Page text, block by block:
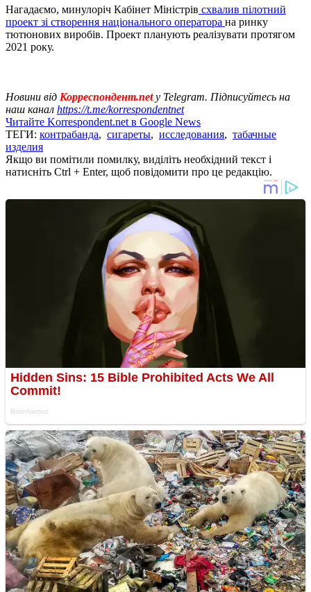
Нагадаємо, минулоріч Кабінет Міністрів схвалив пілотний
проект зі створення національного оператора на ринку
тютюнових виробів. Проект планують реалізувати протягом
2021 року.
Новини від Корреспондент.netу Telegram. Підписуйтесь на
наш канал https://t.me/korrespondentnet
Читайте Korrespondent.net в Google News
ТЕГИ: контрабанда, сигареты, исследования, табачные
изделия
Якщо ви помітили помилку, виділіть необхідний текст і
натисніть Ctrl + Enter, щоб повідомити про це редакцію.